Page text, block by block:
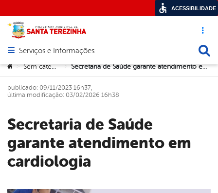
Acesso
Abrir menu principal de navegação
Serviços e Informações
Você está aqui:
> Sem categoria > Secretaria de Saúde garante atendimento em cardiologia
Secretaria de Saúde
garante atendimento em
cardiologia
publicado: 09/11/2023 16h37,
última modificação: 03/02/2026 16h38
ACESSIBILIDADE